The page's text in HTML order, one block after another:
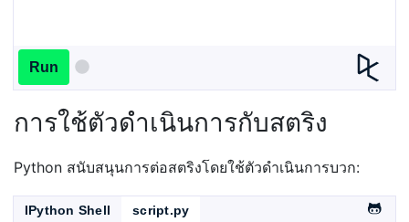
Run
การใช้ตัวดำเนินการกับสตริง
Python สนับสนุนการต่อสตริงโดยใช้ตัวดำเนินการบวก:
IPython Shell
script.py